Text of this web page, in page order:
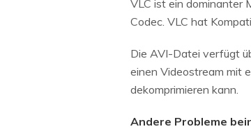
VLC ist ein dominanter
Codec. VLC hat
Die AVI-Datei verfügt
einen Videostream mit
dekomprimieren kann.
Andere Probleme